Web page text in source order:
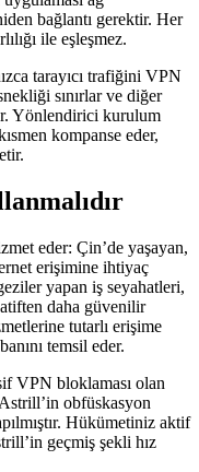
bağlantı gerektir. Her
ile eşleşmez.
tarayıcı trafiğini VPN
sınırlar ve diğer
Yönlendirici kurulum
kompanse eder,
eder: Çin’de yaşayan,
erişimine ihtiyaç
yapan iş seyahatleri,
daha güvenilir
tutarlı erişime
temsil eder.
VPN bloklaması olan
obfüskasyon
Hükümetiniz aktif
geçmiş şekli hız